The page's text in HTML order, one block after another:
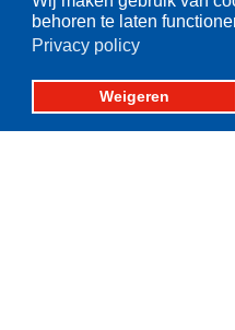
behoren te laten
Privacy policy
Weigeren
Over VisNed
PO's
Vertegenwoordiging
Contact
Nieuwsarchief